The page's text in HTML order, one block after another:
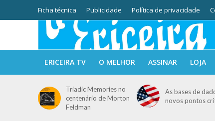
Ficha técnica Publicidade Política de privacidade
ERICEIRA TV O MELHOR ASSINAR LOJA
Triadic Memories no
centenário de Morton
Feldman
As bases de
novos pontos